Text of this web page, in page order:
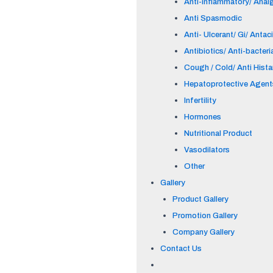
Anti Spasmodic
Anti- Ulcerant/ Gi/
Antibiotics/ Anti-
Cough / Cold/ Anti
Hepatoprotective
Infertility
Hormones
Nutritional Product
Vasodilators
Other
Gallery
Product Gallery
Promotion Gallery
Company Gallery
Contact Us